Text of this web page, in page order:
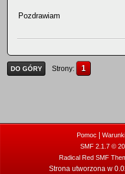
Pozdrawiam
DO GÓRY Strony 1
Pomoc |
SMF 2.1.7 ©
Radical Red SMF
Strona utworzona w